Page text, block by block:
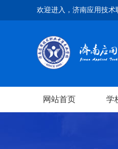
欢迎进入，济南应用技术
网站首页 学